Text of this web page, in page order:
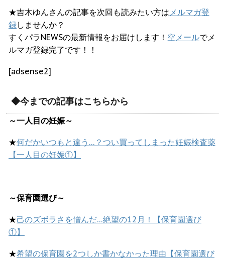
★吉木ゆんさんの記事を次回も読みたい方は メルマガ登
録しませんか？
すくパラNEWSの最新情報をお届けします！ 空メールでメ
ルマガ登録完了です！！
[adsense2]
◆今までの記事はこちらから
～一人目の妊娠～
★何だかいつもと違う…？つい買ってしまった妊娠検査薬
【一人目の妊娠①】
～保育園選び～
★己のズボラさを憎んだ…絶望の12月！【保育園選び
①】
★希望の保育園を2つしか書かなかった理由【保育園選び